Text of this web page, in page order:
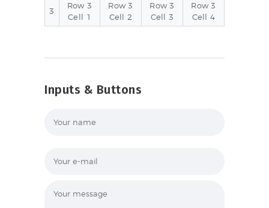
3
Row 3
Cell 1
Row 3
Cell 2
Row 3
Cell 3
Row 3
Cell 4
Inputs & Buttons